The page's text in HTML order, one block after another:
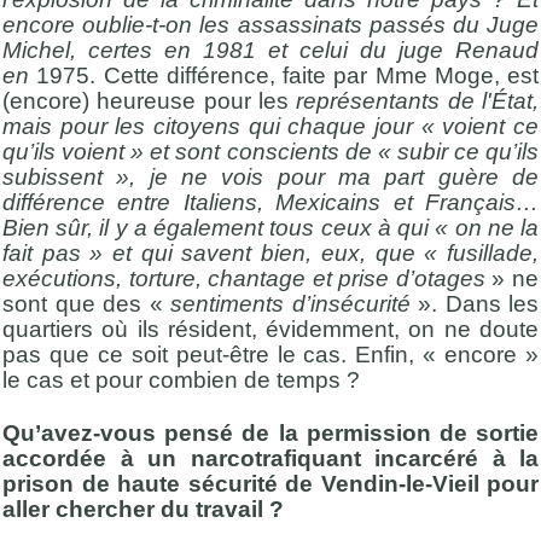
encore oublie-t-on les assassinats passés du Juge
Michel, certes en 1981 et celui du juge Renaud
en 1975. Cette différence, faite par Mme Moge, est
(encore) heureuse pour lesreprésentants de l'État,
mais pour les citoyens qui chaque jour « voient ce
qu’ils voient » et sont conscients de « subir ce qu’ils
subissent », je ne vois pour ma part guère de
différence entre Italiens, Mexicains et Français…
Bien sûr, il y a également tous ceux à qui « on ne la
fait pas » et qui savent bien, eux, que « fusillade,
exécutions, torture, chantage et prise d’otages » ne
sont que des « sentiments d’insécurité ». Dans les
quartiers où ils résident, évidemment, on ne doute
pas que ce soit peut-être le cas. Enfin, « encore »
le cas et pour combien de temps ?
Qu’avez-vous pensé de la permission de sortie
accordée à un narcotrafiquant incarcéré à la
prison de haute sécurité de Vendin-le-Vieil pour
aller chercher du travail ?